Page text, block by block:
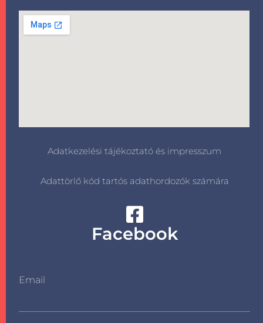
Adatkezelési tájékoztató és impresszum
Adattörlő kód tartós adathordozók számára
Facebook
Email